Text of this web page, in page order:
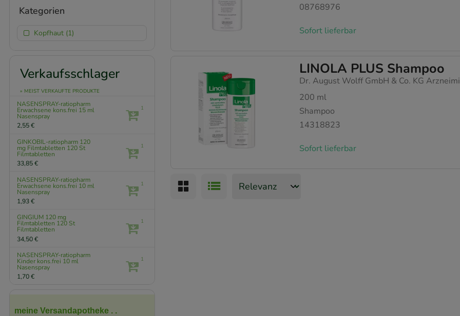
08768976
Sofort lieferbar
LINOLA PLUS Shampoo
Dr. August Wolff GmbH & Co. KG
200 ml
Shampoo
14318823
Sofort lieferbar
Kategorien
Kopfhaut (1)
Verkaufsschlager
» MEIST VERKAUFTE PRODUKTE
NASENSPRAY-ratiopharm
Erwachsene kons.frei 15 ml
Nasenspray
2,55 €
1
GINKOBIL-ratiopharm 120
mg Filmtabletten 120 St
Filmtabletten
33,85 €
1
NASENSPRAY-ratiopharm
Erwachsene kons.frei 10 ml
Nasenspray
1,93 €
1
GINGIUM 120 mg
Filmtabletten 120 St
Filmtabletten
34,50 €
1
NASENSPRAY-ratiopharm
Kinder kons.frei 10 ml
Nasenspray
1,70 €
1
meine Versandapotheke . .